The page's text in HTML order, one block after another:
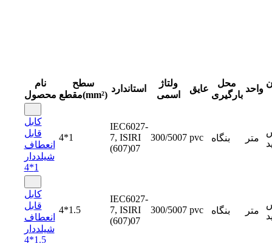
نام
محصول
سطح
مقطع(mm²)
استاندارد
ولتاژ
اسمی
عایق
محل
بارگیری
واحد
کابل
قابل
انعطاف
شیلددار
1*4
4*1
IEC6027-
7, ISIRI
(607)07
300/5007 pvc بنگاه متر
کابل
قابل
انعطاف
شیلددار
1.5*4
4*1.5
IEC6027-
7, ISIRI
(607)07
300/5007 pvc بنگاه متر